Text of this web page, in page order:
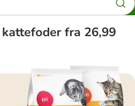
fra 26,99